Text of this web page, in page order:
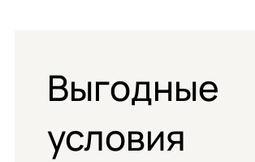
Выгодные
условия